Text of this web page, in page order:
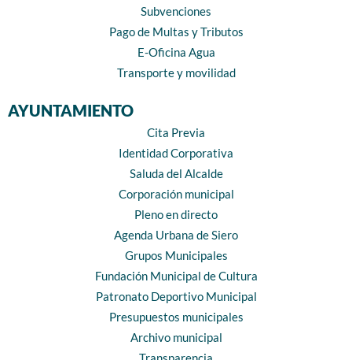
Subvenciones
Pago de Multas y Tributos
E-Oficina Agua
Transporte y movilidad
AYUNTAMIENTO
Cita Previa
Identidad Corporativa
Saluda del Alcalde
Corporación municipal
Pleno en directo
Agenda Urbana de Siero
Grupos Municipales
Fundación Municipal de Cultura
Patronato Deportivo Municipal
Presupuestos municipales
Archivo municipal